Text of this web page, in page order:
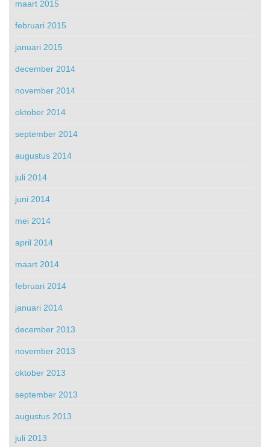
maart 2015
februari 2015
januari 2015
december 2014
november 2014
oktober 2014
september 2014
augustus 2014
juli 2014
juni 2014
mei 2014
april 2014
maart 2014
februari 2014
januari 2014
december 2013
november 2013
oktober 2013
september 2013
augustus 2013
juli 2013